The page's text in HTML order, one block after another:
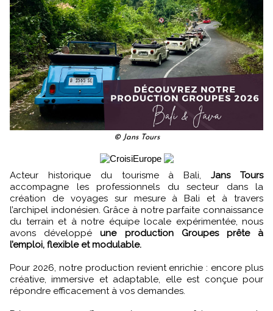
© Jans Tours
Acteur historique du tourisme à Bali,Jans Tours
accompagne les professionnels du secteur dans la
création de voyages sur mesure à Bali et à travers
l’archipel indonésien. Grâce à notre parfaite connaissance
du terrain et à notre équipe locale expérimentée, nous
avons développéune production Groupes prête à
l’emploi, flexible et modulable.
Pour 2026, notre production revient enrichie : encore plus
créative, immersive et adaptable, elle est conçue pour
répondre efficacement à vos demandes.